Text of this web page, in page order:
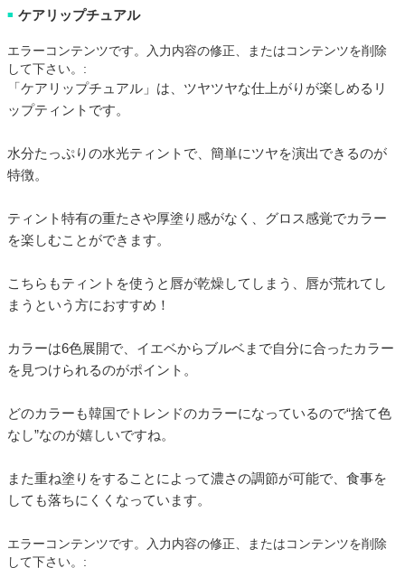
■ ケアリップチュアル
エラーコンテンツです。入力内容の修正、またはコンテンツを削除
して下さい。:
「ケアリップチュアル」は、ツヤツヤな仕上がりが楽しめるリ
ップティントです。
水分たっぷりの水光ティントで、簡単にツヤを演出できるのが
特徴。
ティント特有の重たさや厚塗り感がなく、グロス感覚でカラー
を楽しむことができます。
こちらもティントを使うと唇が乾燥してしまう、唇が荒れてし
まうという方におすすめ！
カラーは6色展開で、イエベからブルベまで自分に合ったカラー
を見つけられるのがポイント。
どのカラーも韓国でトレンドのカラーになっているので“捨て色
なし”なのが嬉しいですね。
また重ね塗りをすることによって濃さの調節が可能で、食事を
しても落ちにくくなっています。
エラーコンテンツです。入力内容の修正、またはコンテンツを削除
して下さい。: